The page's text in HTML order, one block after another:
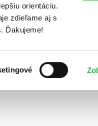
orientáciu.
zdieľame aj s
Ďakujeme!